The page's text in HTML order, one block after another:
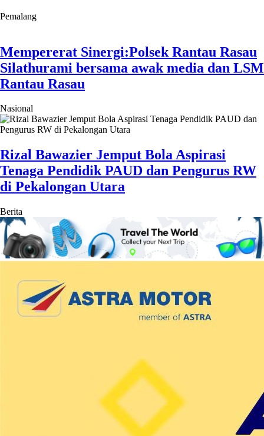
Pemalang
Mempererat Sinergi:Polsek Rantau Rasau
Silathurami bersama awak media dan LSM
Rantau Rasau
Nasional
Rizal Bawazier Jemput Bola Aspirasi
Tenaga Pendidik PAUD dan Pengurus RW
di Pekalongan Utara
Berita